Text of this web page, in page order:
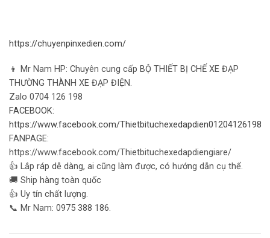
https://chuyenpinxedien.com/
👦 Mr Nam HP: Chuyên cung cấp BỘ THIẾT BỊ CHẾ XE ĐẠP
THƯỜNG THÀNH XE ĐẠP ĐIỆN.
Zalo 0704 126 198
FACEBOOK:
https://www.facebook.com/Thietbituchexedapdien01204126198
FANPAGE:
https://www.facebook.com/Thietbituchexedapdiengiare/
👍 Lắp ráp dễ dàng, ai cũng làm được, có hướng dẫn cụ thể.
🚚 Ship hàng toàn quốc
👍 Uy tín chất lượng.
📞 Mr Nam: 0975 388 186.